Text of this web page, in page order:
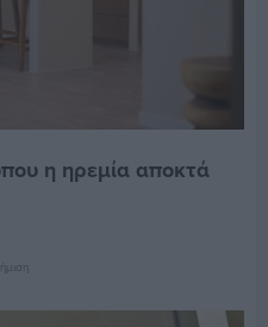
η ηρεμία αποκτά